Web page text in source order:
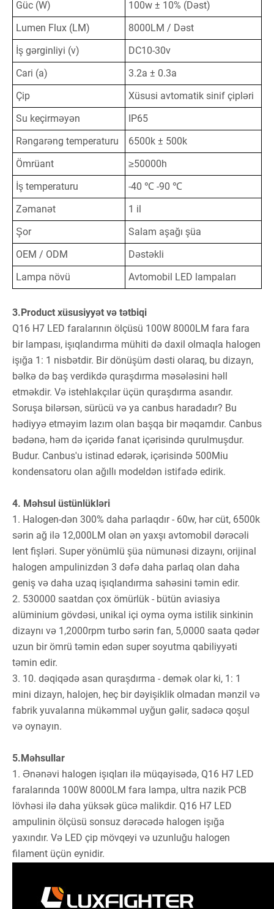
Güc (W)
100w ± 10% (Dəst)
Lumen Flux (LM)
8000LM / Dəst
İş gərginliyi (v)
DC10-30v
Cari (a)
3.2a ± 0.3a
Çip
Xüsusi avtomatik sinif çipləri
Su keçirməyən
IP65
Rəngarəng temperaturu
6500k ± 500k
Ömrüant
≥50000h
İş temperaturu
-40 ℃ -90 ℃
Zəmanət
1 il
Şor
Salam aşağı şüa
OEM / ODM
Dəstəkli
Lampa növü
Avtomobil LED lampaları
3.Product xüsusiyyət və tətbiqi
Q16 H7 LED faralarının ölçüsü 100W 8000LM fara fara
bir lampası, işıqlandırma mühiti də daxil olmaqla halogen
işığa 1: 1 nisbətdir. Bir dönüşüm dəsti olaraq, bu dizayn,
bəlkə də baş verdikdə quraşdırma məsələsini həll
etməkdir. Və istehlakçılar üçün quraşdırma asandır.
Soruşa bilərsən, sürücü və ya canbus haradadır? Bu
hədiyyə etməyim lazım olan başqa bir məqamdır. Canbus
bədənə, həm də içəridə fanat içərisində qurulmuşdur.
Budur. Canbus'u istinad edərək, içərisində 500Miu
kondensatoru olan ağıllı modeldən istifadə edirik.
4. Məhsul üstünlükləri
1. Halogen-dən 300% daha parlaqdır - 60w, hər cüt, 6500k
sərin ağ ilə 12,000LM olan ən yaxşı avtomobil dərəcəli
lent fişləri. Super yönümlü şüa nümunəsi dizaynı, orijinal
halogen ampulinizdən 3 dəfə daha parlaq olan daha
geniş və daha uzaq işıqlandırma sahəsini təmin edir.
2. 530000 saatdan çox ömürlük - bütün aviasiya
alüminium gövdəsi, unikal içi oyma oyma istilik sinkinin
dizaynı və 1,2000rpm turbo sərin fan, 5,0000 saata qədər
uzun bir ömrü təmin edən super soyutma qabiliyyəti
təmin edir.
3. 10. dəqiqədə asan quraşdırma - demək olar ki, 1: 1
mini dizayn, halojen, heç bir dəyişiklik olmadan mənzil və
fabrik yuvalarına mükəmməl uyğun gəlir, sadəcə qoşul
və oynayın.
5.Məhsullar
1. Ənənəvi halogen işıqları ilə müqayisədə, Q16 H7 LED
faralarında 100W 8000LM fara lampa, ultra nazik PCB
lövhəsi ilə daha yüksək gücə malikdir. Q16 H7 LED
ampulinin ölçüsü sonsuz dərəcədə halogen işığa
yaxındır. Və LED çip mövqeyi və uzunluğu halogen
filament üçün eynidir.